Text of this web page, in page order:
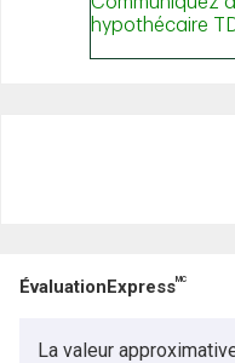
ÉvaluationExpressMC
La valeur